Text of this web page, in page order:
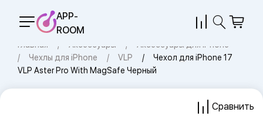
APP-
ROOM
Главная Аксессуары
Аксессуары для iPhone
Чехлы для iPhone
VLP
Чехол для iPhone 17
VLP Aster Pro With MagSafe Черный
Сравнить